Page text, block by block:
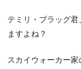
テミリ・ブラッグ
ますよね？
スカイウォーカー